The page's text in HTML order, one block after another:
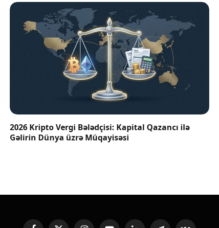
2026 Kripto Vergi Bələdçisi: Kapital Qazancı ilə
Gəlirin Dünya üzrə Müqayisəsi